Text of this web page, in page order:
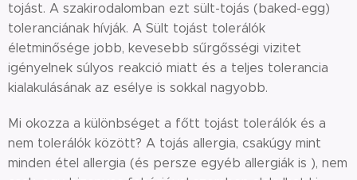
tojást. A szakirodalomban ezt sült-tojás (baked-egg)
toleranciának hívják. A Sült tojást tolerálók
életminősége jobb, kevesebb sűrgősségi vizitet
igényelnek súlyos reakció miatt és a teljes tolerancia
kialakulásának az esélye is sokkal nagyobb.
Mi okozza a különbséget a főtt tojást tolerálók és a
nem tolerálók között? A tojás allergia, csakúgy mint
minden étel allergia (és persze egyéb allergiák is ), nem